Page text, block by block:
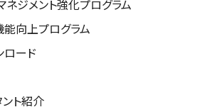
ネジメント強化プログラム
向上プログラム
ロード
ト紹介